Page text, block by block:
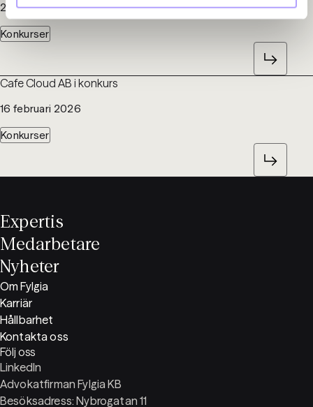
23 februari 2026
Konkurser
16 februari 2026
Konkurser
Cafe Cloud AB i konkurs
Expertis
Medarbetare
Nyheter
Advokatfirman Fylgia KB
Besöksadress: Nybrogatan 11
Följ oss
LinkedIn
Om Fylgia
Karriär
Hållbarhet
Kontakta oss